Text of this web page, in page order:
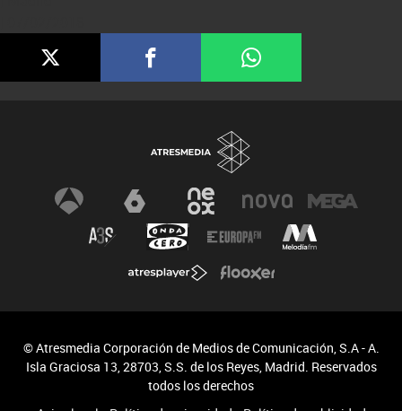
© Atresmedia Corporación de Medios de Comunicación, S.A - A.
Isla Graciosa 13, 28703, S.S. de los Reyes, Madrid. Reservados
todos los derechos